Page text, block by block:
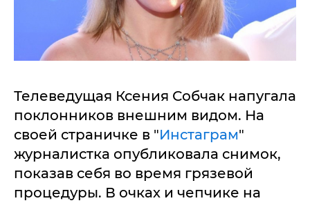
Телеведущая Ксения Собчак напугала
поклонников внешним видом. На
своей страничке в "Инстаграм"
журналистка опубликовала снимок,
показав себя во время грязевой
процедуры. В очках и чепчике на